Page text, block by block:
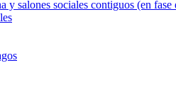
y salones sociales contiguos (en fase